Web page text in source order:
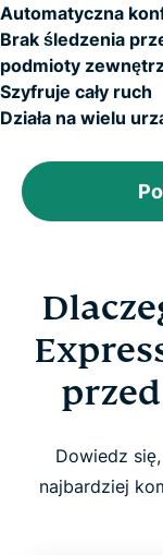
Automatyczna
Brak śledzenia
podmioty
Szyfruje cały ruch
Działa na wielu
Dowiedz
najbardziej